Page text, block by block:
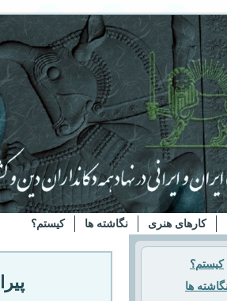
کیستم؟ نگاشته ها کارهای هنری
کیستم؟
ها